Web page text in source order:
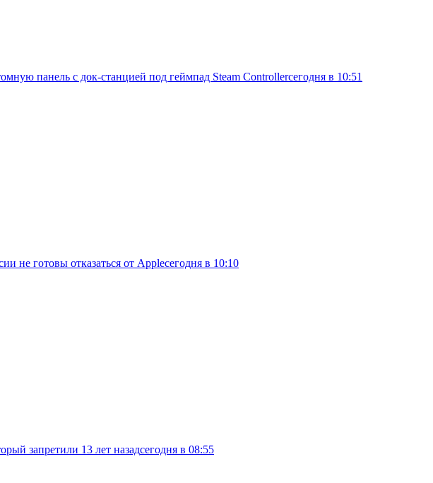
панель с док-станцией под геймпад Steam Controllerсегодня в 10:51
не готовы отказаться от Appleсегодня в 10:10
запретили 13 лет назадсегодня в 08:55